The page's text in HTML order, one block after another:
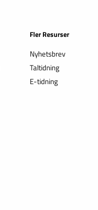
Fler Resurser
Nyhetsbrev
Taltidning
E-tidning